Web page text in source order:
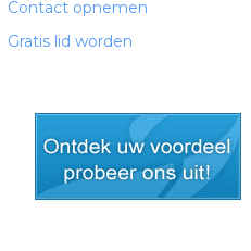
Contact opnemen
Gratis lid worden